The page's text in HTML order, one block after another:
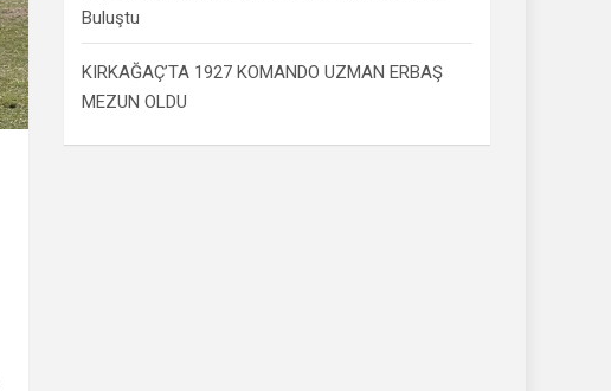
Buluştu
KIRKAĞAÇ’TA 1927 KOMANDO UZMAN ERBAŞ
MEZUN OLDU